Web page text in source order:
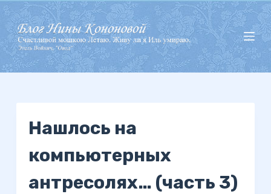
П
е
р
е
й
Нашлось на
компьютерных
антресолях… (часть 3)